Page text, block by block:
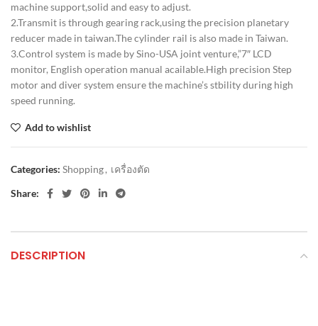
machine support,solid and easy to adjust.
2.Transmit is through gearing rack,using the precision planetary
reducer made in taiwan.The cylinder rail is also made in Taiwan.
3.Control system is made by Sino-USA joint venture,”7″ LCD
monitor, English operation manual acailable.High precision Step
motor and diver system ensure the machine’s stbility during high
speed running.
Add to wishlist
Categories: Shopping, เครื่องตัด
Share:
DESCRIPTION